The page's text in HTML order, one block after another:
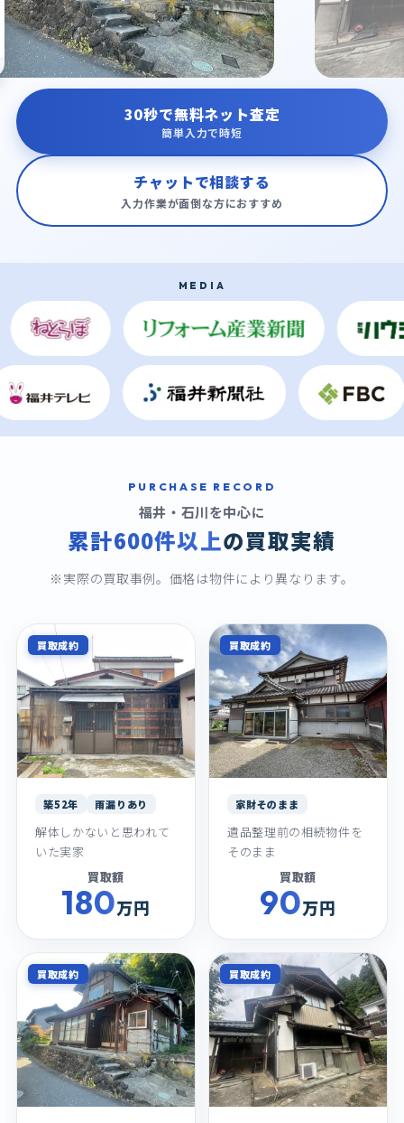
30秒で無料ネット査定
簡単入力で時短
チャットで相談する
入力作業が面倒な方におすすめ
MEDIA
PURCHASE RECORD
福井・石川を中心に
累計600件以上の買取実績
※実際の買取事例。価格は物件により異なります。
築52年 雨漏りあり
解体しかないと思われて
いた実家
買取額
180万円
家財そのまま
遺品整理前の相続物件を
そのまま
買取額
90万円